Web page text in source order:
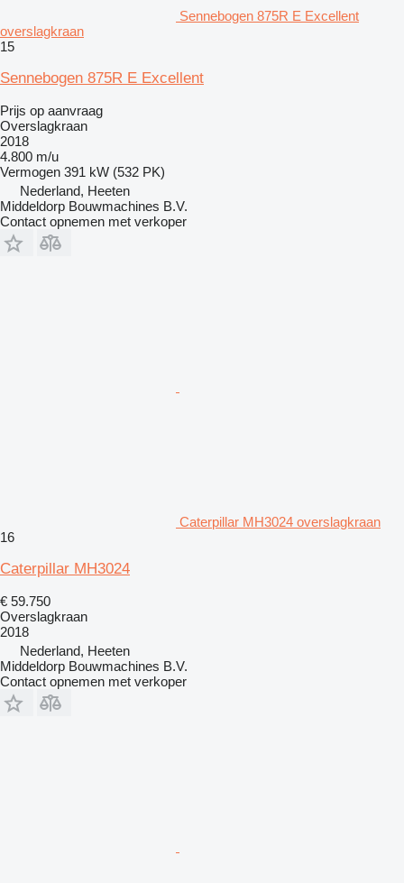
Sennebogen 875R E Excellent
overslagkraan
15
Sennebogen 875R E Excellent
Prijs op aanvraag
Overslagkraan
2018
4.800 m/u
Vermogen 391 kW (532 PK)
Nederland, Heeten
Middeldorp Bouwmachines B.V.
Contact opnemen met verkoper
Caterpillar MH3024 overslagkraan
16
Caterpillar MH3024
€ 59.750
Overslagkraan
2018
Nederland, Heeten
Middeldorp Bouwmachines B.V.
Contact opnemen met verkoper